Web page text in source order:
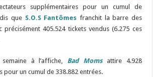
supplémentaires pour un cumul de
que S.O.S Fantômes franchit la barre des
précisément 405.524 tickets vendus (6.275 ces
à l’affiche, Bad Momsattire 4.928
pour un cumul de 338.882 entrées.